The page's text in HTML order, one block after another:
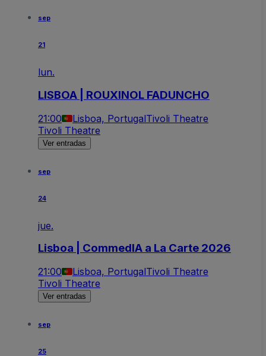
sep
21
lun.
LISBOA | ROUXINOL FADUNCHO
21:00 Lisboa, PortugalTivoli Theatre
Tivoli Theatre
Ver entradas
sep
24
jue.
Lisboa | CommedIA a La Carte 2026
21:00 Lisboa, PortugalTivoli Theatre
Tivoli Theatre
Ver entradas
sep
25